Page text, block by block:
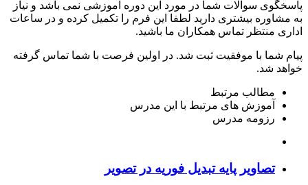
پاسخگوی سوالات شما در مورد این دوره آموزشی نمی باشد و نیاز
به مشاوره بیشتری دارید لطفا این فرم را تکمیل کرده و در ساعات
اداری منتظر تماس همکاران ما باشید.
پیام شما با موفقیت ثبت شد. در اولین فرصت با شما تماس گرفته
خواهد شد.
مطالب مرتبط
آموزش های مرتبط با این مدرس
رزومه مدرس
تصاویر پایه تبدیل فوریه در تصویر